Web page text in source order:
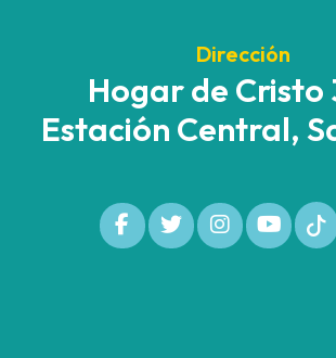
Dirección
Hogar de Cristo
Estación Central,